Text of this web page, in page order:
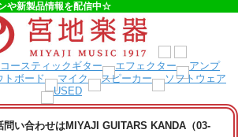
や新製品情報を配信中☆
問い合わせはMIYAJI GUITARS KANDA（03-